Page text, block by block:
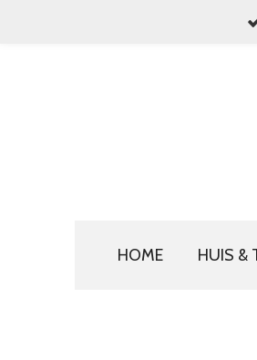
HOME HUIS &